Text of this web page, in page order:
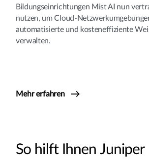
Bildungseinrichtungen Mist AI nun
nutzen, um Cloud-
automatisierte und kosteneffiziente
verwalten.
Mehr erfahren
So hilft Ihnen Juniper